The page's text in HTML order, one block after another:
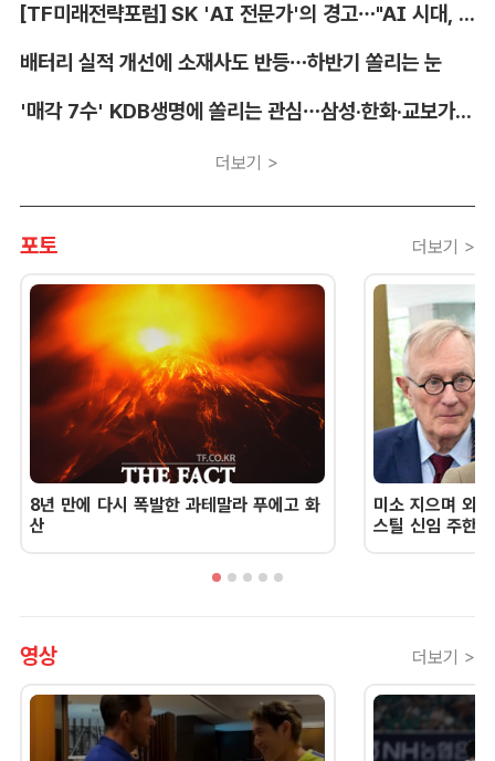
[TF미래전략포럼] SK 'AI 전문가'의 경고…"AI 시대, 인재 격차 더 커진다"
배터리 실적 개선에 소재사도 반등…하반기 쏠리는 눈
'매각 7수' KDB생명에 쏠리는 관심…삼성·한화·교보가 주목하는 이유
더보기 >
포토 더보기 >
8년 만에 다시 폭발한 과테말라 푸에고 화
산
미소 지으며 외
스틸 신임 주한
영상 더보기 >